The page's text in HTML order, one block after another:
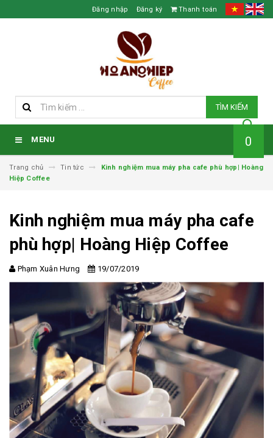
Đăng nhập Đăng ký Thanh toán
TÌM KIẾM
MENU 0
Trang chủ Tin tức
Kinh nghiệm mua máy pha cafe phù hợp| Hoàng
Hiệp Coffee
Kinh nghiệm mua máy pha cafe
phù hợp| Hoàng Hiệp Coffee
Phạm Xuân Hưng 19/07/2019